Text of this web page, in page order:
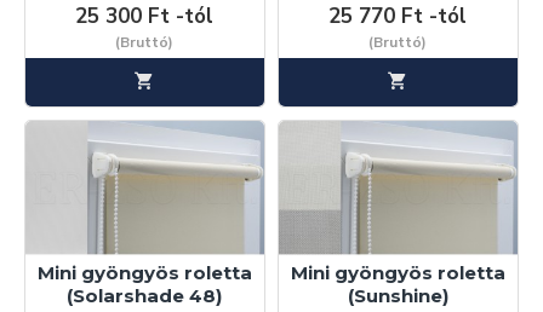
25 300 Ft -tól
(Bruttó)
25 770 Ft -tól
(Bruttó)
Mini gyöngyös roletta
(Solarshade 48)
Mini gyöngyös roletta
(Sunshine)